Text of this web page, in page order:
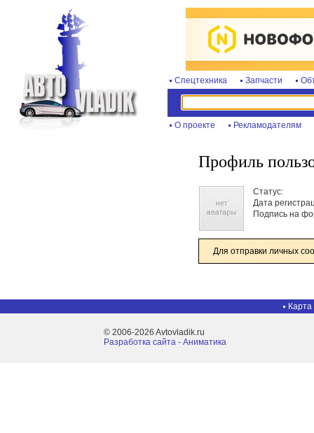
Спецтехника Запчасти
О проекте Рекламодателям
Профиль
Статус:
Дата
Подпись на
Для отправки личных
Карта
© 2006-2026 Avtovladik.ru
Разработка сайта - Aниматика